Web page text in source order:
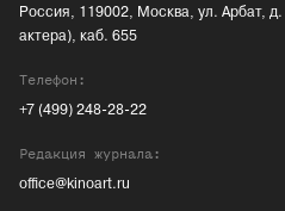
Россия, 119002, Москва, ул. Арбат,
актера), каб. 655
Телефон:
+7 (499) 248-28-22
Редакция журнала:
office@kinoart.ru